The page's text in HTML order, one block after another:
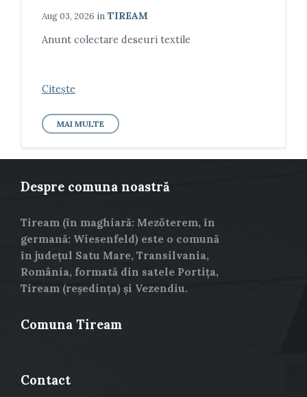
Aug 03, 2026 in TIREAM
Anunt colectare deseuri textile
Citește
MAI MULTE
Despre comuna noastră
Tiream (în maghiară: Mezőterem, în
germană: Wiesenfeld) este o comună
în județul Satu Mare, Transilvania,
România, formată din satele Portița,
Tiream (reședința) și Vezendiu.
Comuna Tiream
Contact